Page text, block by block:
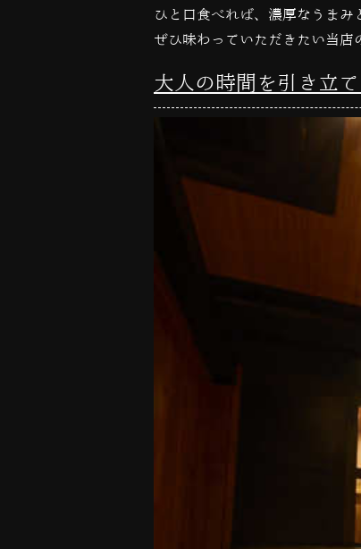
ひと口食べれば、濃厚なうま
ぜひ味わっていただきたい当店
大人の時間を引き立